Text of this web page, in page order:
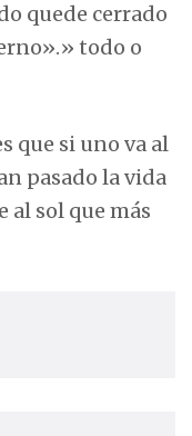
quede cerrado
todo o
que si uno va al
pasado la vida
al sol que más